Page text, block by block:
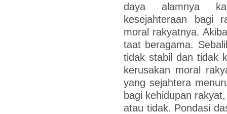
daya alamnya
kesejahteraan bagi
moral rakyatnya.
taat beragama.
tidak stabil dan tidak
kerusakan moral
yang sejahtera
bagi kehidupan
atau tidak. Pondasi